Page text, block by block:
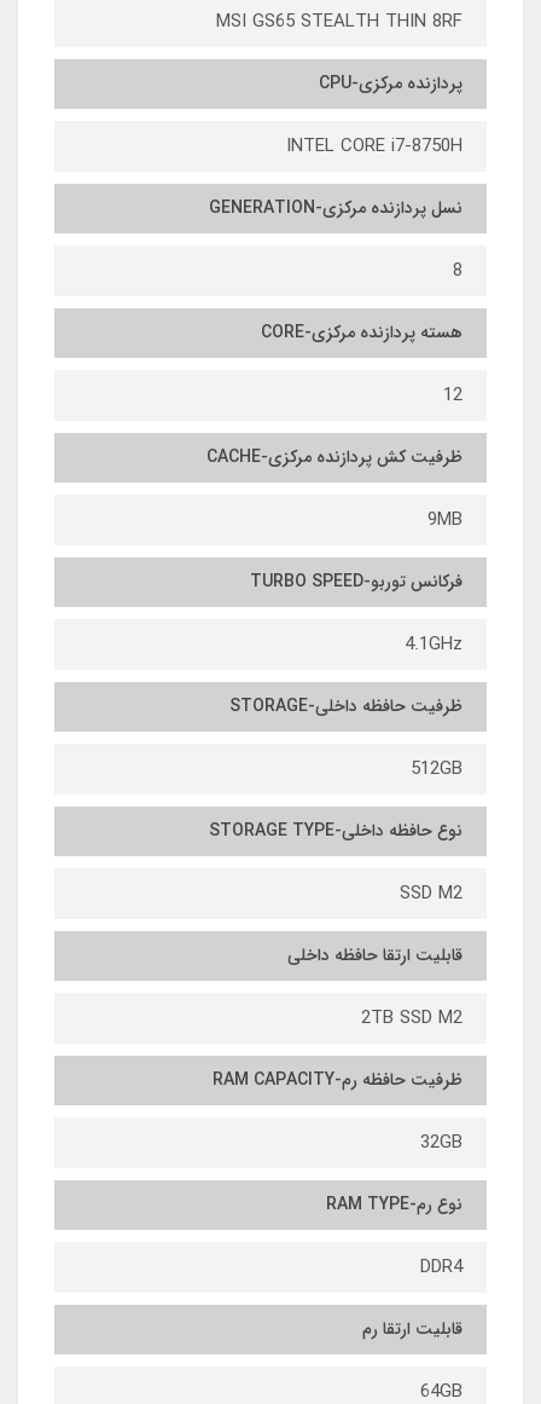
MSI GS65 STEALTH THIN 8RF
پردازنده مرکزی-CPU
INTEL CORE i7-8750H
نسل پردازنده مرکزی-GENERATION
8
هسته پردازنده مرکزی-CORE
12
ظرفیت کش پردازنده مرکزی-CACHE
9MB
فرکانس توربو-TURBO SPEED
4.1GHz
ظرفیت حافظه داخلی-STORAGE
512GB
نوع حافظه داخلی-STORAGE TYPE
SSD M2
قابلیت ارتقا حافظه داخلی
2TB SSD M2
ظرفیت حافظه رم-RAM CAPACITY
32GB
نوع رم-RAM TYPE
DDR4
قابلیت ارتقا رم
64GB